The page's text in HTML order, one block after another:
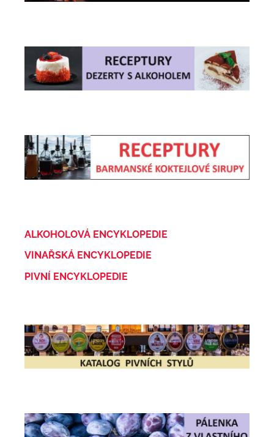
ALKOHOLOVÁ ENCYKLOPEDIE
VINAŘSKÁ ENCYKLOPEDIE
PIVNÍ ENCYKLOPEDIE